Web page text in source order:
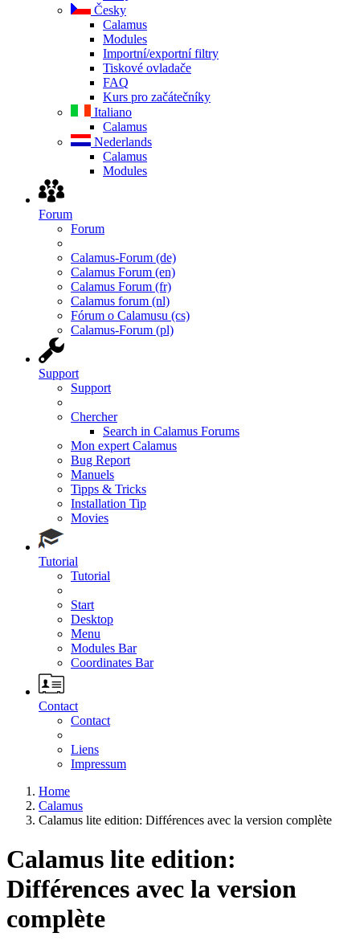
Česky
Calamus
Modules
Importní/exportní filtry
Tiskové ovladače
FAQ
Kurs pro začátečníky
Italiano
Calamus
Nederlands
Calamus
Modules
Forum
Forum
Calamus-Forum (de)
Calamus Forum (en)
Calamus Forum (fr)
Calamus forum (nl)
Fórum o Calamusu (cs)
Calamus-Forum (pl)
Support
Support
Chercher
Search in Calamus Forums
Mon expert Calamus
Bug Report
Manuels
Tipps & Tricks
Installation Tip
Movies
Tutorial
Tutorial
Start
Desktop
Menu
Modules Bar
Coordinates Bar
Contact
Contact
Liens
Impressum
Home
Calamus
Calamus lite edition: Différences avec la version complète
Calamus lite edition:
Différences avec la version
complète